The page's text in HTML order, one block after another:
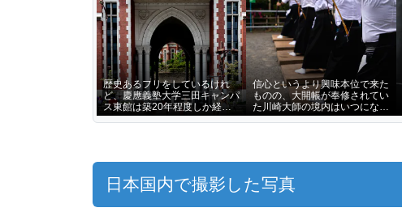
歴史あるフリをしているけれ
ど、慶應義塾大学三田キャンパ
ス東館は築20年程度しか経っ
ていない
信心というより興味本位で来た
ものの、大開帳が奉修されてい
た川崎大師の境内はいつになく
混んでいた
日本国内で撮影した写真